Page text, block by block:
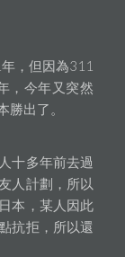
，但因為311
，今年又突然
出了。
十多年前去過
人計劃，所以
本，某人因此
抗拒，所以還